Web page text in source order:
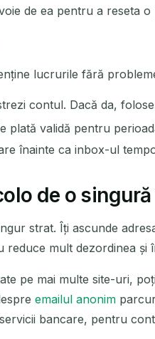
de ea pentru a reseta
lucrurile fără
contul. Dacă da,
plată validă pentru
înainte ca inbox-ul
de o
strat. Îți ascunde
mult dezordinea
pe mai multe site-uri,
emailul anonim
bancare, pentru